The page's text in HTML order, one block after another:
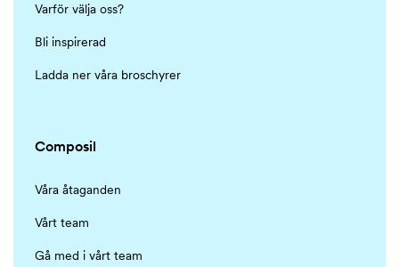
Varför välja oss?
Bli inspirerad
Ladda ner våra broschyrer
Composil
Våra åtaganden
Vårt team
Gå med i vårt team